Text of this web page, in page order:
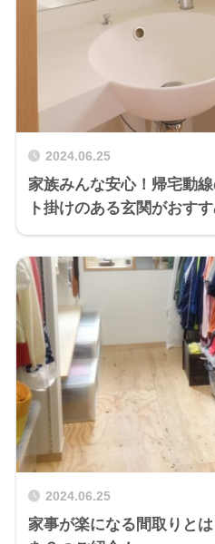
2024.06.25
家族みんな安心！帰宅動
ト掛けのある玄関がおす
2024.06.25
家事が楽になる間取りと